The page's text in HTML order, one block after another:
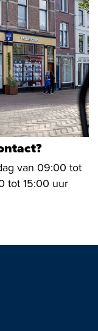
van 09:00 tot
tot 15:00 uur